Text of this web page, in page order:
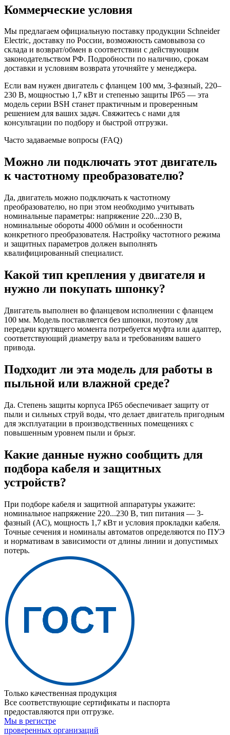
Коммерческие условия
Мы предлагаем официальную поставку продукции Schneider
Electric, доставку по России, возможность самовывоза со
склада и возврат/обмен в соответствии с действующим
законодательством РФ. Подробности по наличию, срокам
доставки и условиям возврата уточняйте у менеджера.
Если вам нужен двигатель с фланцем 100 мм, 3-фазный, 220–
230 В, мощностью 1,7 кВт и степенью защиты IP65 — эта
модель серии BSH станет практичным и проверенным
решением для ваших задач. Свяжитесь с нами для
консультации по подбору и быстрой отгрузки.
Часто задаваемые вопросы (FAQ)
Можно ли подключать этот двигатель
к частотному преобразователю?
Да, двигатель можно подключать к частотному
преобразователю, но при этом необходимо учитывать
номинальные параметры: напряжение 220...230 В,
номинальные обороты 4000 об/мин и особенности
конкретного преобразователя. Настройку частотного режима
и защитных параметров должен выполнять
квалифицированный специалист.
Какой тип крепления у двигателя и
нужно ли покупать шпонку?
Двигатель выполнен во фланцевом исполнении с фланцем
100 мм. Модель поставляется без шпонки, поэтому для
передачи крутящего момента потребуется муфта или адаптер,
соответствующий диаметру вала и требованиям вашего
привода.
Подходит ли эта модель для работы в
пыльной или влажной среде?
Да. Степень защиты корпуса IP65 обеспечивает защиту от
пыли и сильных струй воды, что делает двигатель пригодным
для эксплуатации в производственных помещениях с
повышенным уровнем пыли и брызг.
Какие данные нужно сообщить для
подбора кабеля и защитных
устройств?
При подборе кабеля и защитной аппаратуры укажите:
номинальное напряжение 220...230 В, тип питания — 3-
фазный (AC), мощность 1,7 кВт и условия прокладки кабеля.
Точные сечения и номиналы автоматов определяются по ПУЭ
и нормативам в зависимости от длины линии и допустимых
потерь.
Только качественная продукция
Все соответствующие сертификаты и паспорта
предоставляются при отгрузке.
Мы в регистре
проверенных организаций